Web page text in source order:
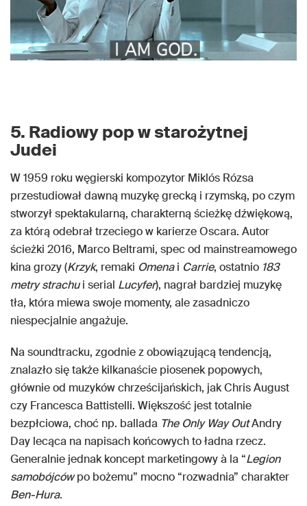
5. Radiowy pop w starożytnej
Judei
W 1959 roku węgierski kompozytor Miklós Rózsa
przestudiował dawną muzykę grecką i rzymską, po czym
stworzył spektakularną, charakterną ścieżkę dźwiękową,
za którą odebrał trzeciego w karierze Oscara. Autor
ścieżki 2016, Marco Beltrami, spec od mainstreamowego
kina grozy (Krzyk, remaki Omenai Carrie, ostatnio 183
metry strachui serial Lucyfer), nagrał bardziej muzykę
tła, która miewa swoje momenty, ale zasadniczo
niespecjalnie angażuje.
Na soundtracku, zgodnie z obowiązującą tendencją,
znalazło się także kilkanaście piosenek popowych,
głównie od muzyków chrześcijańskich, jak Chris August
czy Francesca Battistelli. Większość jest totalnie
bezpłciowa, choć np. ballada The Only Way OutAndry
Day lecąca na napisach końcowych to ładna rzecz.
Generalnie jednak koncept marketingowy à la “Legion
samobójcówpo bożemu” mocno “rozwadnia” charakter
Ben-Hura.